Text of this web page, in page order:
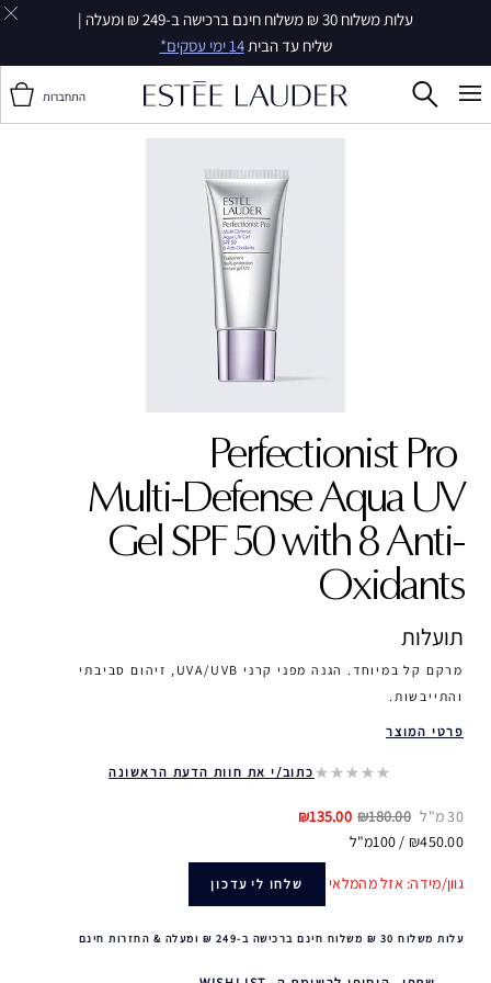
עלות משלוח 30 ₪ משלוח חינם ברכישה ב-249 ₪ ומעלה |
שליח עד הבית14 ימי עסקים*
התחברות
Perfectionist Pro ‎
Multi-Defense Aqua UV
Gel SPF 50 with 8 Anti-
Oxidants
תועלות
מרקם קל במיוחד. הגנה מפני קרני UVA/UVB, זיהום סביבתי
והתייבשות.
פרטי המוצר
כתוב/י את חוות הדעת הראשונה
30 מ"ל ₪180.00
₪135.00
₪450.00 / 100מ"ל
גוון/מידה: אזל מהמלאי שלחו לי עדכון
עלות משלוח 30 ₪ משלוח חינם ברכישה ב-249 ₪ ומעלה & החזרות חינם